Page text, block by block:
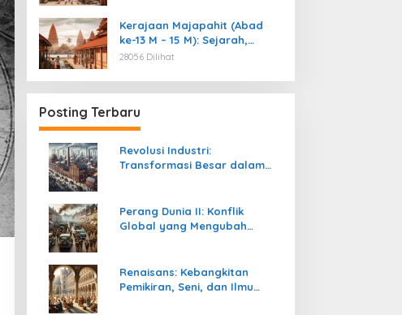
Kerajaan Majapahit (Abad
ke-13 M – 15 M): Sejarah,
Kejayaan, dan
28056 Dilihat
Posting Terbaru
Revolusi Industri:
Transformasi Besar dalam
Perang Dunia II: Konflik
Global yang Mengubah
Renaisans: Kebangkitan
Pemikiran, Seni, dan Ilmu